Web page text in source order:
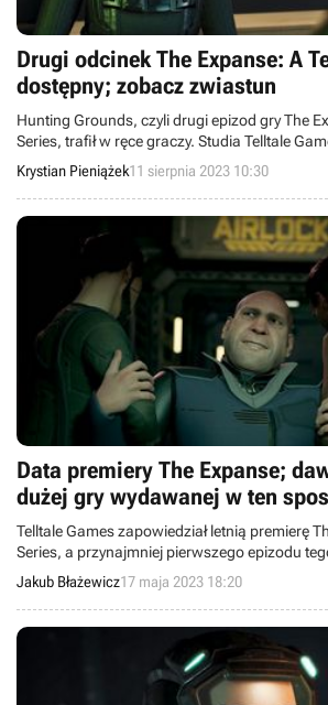
Drugi odcinek The Expanse: A
dostępny; zobacz zwiastun
Hunting Grounds, czyli drugi epizod gry The
Series, trafił w ręce graczy. Studia Telltale
opublikowały zwiastun, który wprowadza nas
Krystian Pieniążek11 sierpnia 2023 10:30
Data premiery The Expanse;
dużej gry wydawanej w ten
Telltale Games zapowiedział letnią premierę
Series, a przynajmniej pierwszego epizodu
popularnego serialu.
Jakub Błażewicz17 maja 2023 18:20